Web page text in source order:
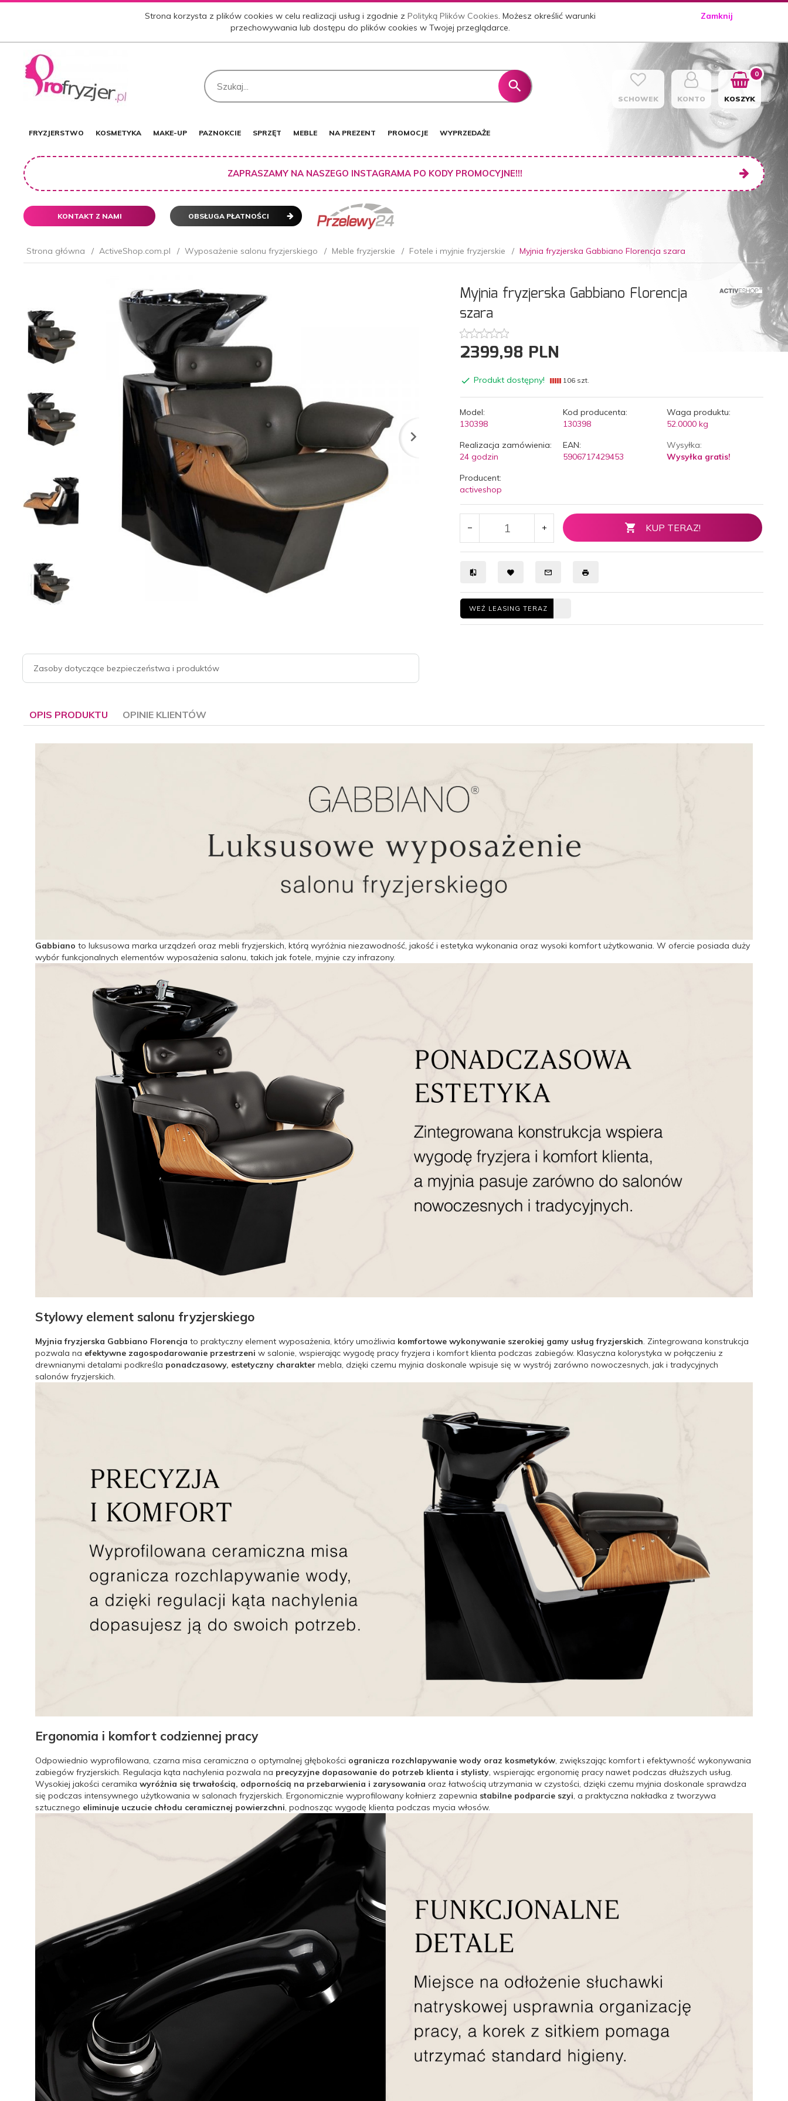
Strona korzysta z plików cookies w celu realizacji usług i zgodnie zPolityką Plików Cookies. Możesz określić warunki
przechowywania lub dostępu do plików cookies w Twojej przeglądarce.
Zamknij
SCHOWEK KONTO KOSZYK
0
FRYZJERSTWO KOSMETYKA MAKE-UP PAZNOKCIE SPRZĘT MEBLE NA PREZENT PROMOCJE WYPRZEDAŻE
ZAPRASZAMY NA NASZEGO INSTAGRAMA PO KODY PROMOCYJNE!!!
KONTAKT Z NAMI OBSŁUGA PŁATNOŚCI
Strona główna ActiveShop.com.pl Wyposażenie salonu fryzjerskiego Meble fryzjerskie Fotele i myjnie fryzjerskie Myjnia fryzjerska Gabbiano Florencja szara
Zasoby dotyczące bezpieczeństwa i produktów
Myjnia fryzjerska Gabbiano Florencja
szara
2399,98 PLN
Produkt dostępny! 106 szt.
Model:
130398
Kod producenta:
130398
Waga produktu:
52.0000 kg
Realizacja zamówienia:
24 godzin
EAN:
5906717429453
Wysyłka:
Wysyłka gratis!
Producent:
activeshop
KUP TERAZ!
WEŹ LEASING TERAZ
OPIS PRODUKTU OPINIE KLIENTÓW
Gabbiano to luksusowa marka urządzeń oraz mebli fryzjerskich, którą wyróżnia niezawodność, jakość i estetyka wykonania oraz wysoki komfort użytkowania. W ofercie posiada duży
wybór funkcjonalnych elementów wyposażenia salonu, takich jak fotele, myjnie czy infrazony.
Stylowy element salonu fryzjerskiego
Myjnia fryzjerska Gabbiano Florencja to praktyczny element wyposażenia, który umożliwia komfortowe wykonywanie szerokiej gamy usług fryzjerskich. Zintegrowana konstrukcja
pozwala na efektywne zagospodarowanie przestrzeni w salonie, wspierając wygodę pracy fryzjera i komfort klienta podczas zabiegów. Klasyczna kolorystyka w połączeniu z
drewnianymi detalami podkreśla ponadczasowy, estetyczny charakter mebla, dzięki czemu myjnia doskonale wpisuje się w wystrój zarówno nowoczesnych, jak i tradycyjnych
salonów fryzjerskich.
Ergonomia i komfort codziennej pracy
Odpowiednio wyprofilowana, czarna misa ceramiczna o optymalnej głębokości ogranicza rozchlapywanie wody oraz kosmetyków, zwiększając komfort i efektywność wykonywania
zabiegów fryzjerskich. Regulacja kąta nachylenia pozwala na precyzyjne dopasowanie do potrzeb klienta i stylisty, wspierając ergonomię pracy nawet podczas dłuższych usług.
Wysokiej jakości ceramika wyróżnia się trwałością, odpornością na przebarwienia i zarysowania oraz łatwością utrzymania w czystości, dzięki czemu myjnia doskonale sprawdza
się podczas intensywnego użytkowania w salonach fryzjerskich. Ergonomicznie wyprofilowany kołnierz zapewnia stabilne podparcie szyi, a praktyczna nakładka z tworzywa
sztucznego eliminuje uczucie chłodu ceramicznej powierzchni, podnosząc wygodę klienta podczas mycia włosów.